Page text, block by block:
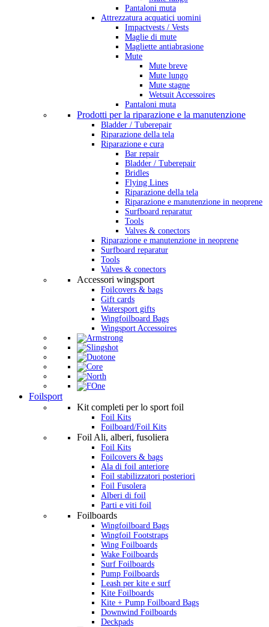
Pantaloni muta
Attrezzatura acquatici uomini
Impactvests / Vests
Maglie di mute
Magliette antiabrasione
Mute
Mute breve
Mute lungo
Mute stagne
Wetsuit Accessoires
Pantaloni muta
Prodotti per la riparazione e la manutenzione
Bladder / Tuberepair
Riparazione della tela
Riparazione e cura
Bar repair
Bladder / Tuberepair
Bridles
Flying Lines
Riparazione della tela
Riparazione e manutenzione in neoprene
Surfboard reparatur
Tools
Valves & conectors
Riparazione e manutenzione in neoprene
Surfboard reparatur
Tools
Valves & conectors
Accessori wingsport
Foilcovers & bags
Gift cards
Watersport gifts
Wingfoilboard Bags
Wingsport Accessoires
Foilsport
Kit completi per lo sport foil
Foil Kits
Foilboard/Foil Kits
Foil Ali, alberi, fusoliera
Foil Kits
Foilcovers & bags
Ala di foil anteriore
Foil stabilizzatori posteriori
Foil Fusolera
Alberi di foil
Parti e viti foil
Foilboards
Wingfoilboard Bags
Wingfoil Footstraps
Wing Foilboards
Wake Foilboards
Surf Foilboards
Pump Foilboards
Leash per kite e surf
Kite Foilboards
Kite + Pump Foilboard Bags
Downwind Foilboards
Deckpads